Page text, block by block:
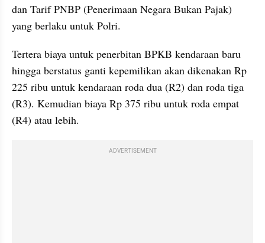
dan Tarif PNBP (Penerimaan Negara Bukan Pajak)
yang berlaku untuk Polri.
Tertera biaya untuk penerbitan BPKB kendaraan baru
hingga berstatus ganti kepemilikan akan dikenakan Rp
225 ribu untuk kendaraan roda dua (R2) dan roda tiga
(R3). Kemudian biaya Rp 375 ribu untuk roda empat
(R4) atau lebih.
ADVERTISEMENT